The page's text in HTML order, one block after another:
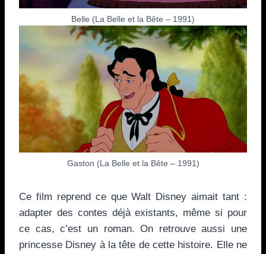
Belle (La Belle et la Bête – 1991)
Gaston (La Belle et la Bête – 1991)
Ce film reprend ce que Walt Disney aimait tant :
adapter des contes déjà existants, même si pour
ce cas, c’est un roman. On retrouve aussi une
princesse Disney à la tête de cette histoire. Elle ne